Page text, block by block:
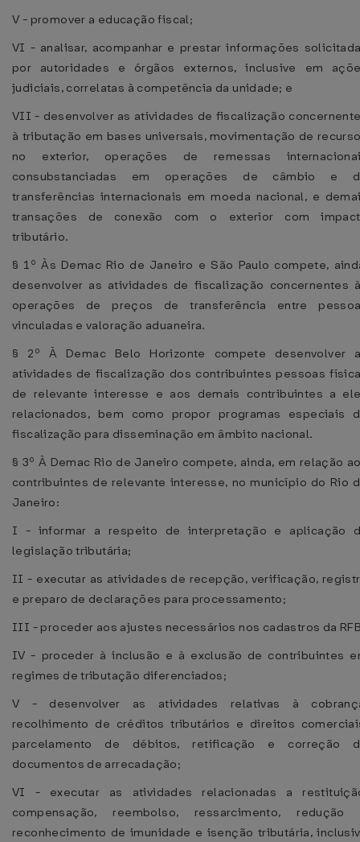
V - promover a educação fiscal;
VI - analisar, acompanhar e prestar informações
por autoridades e órgãos externos, inclusive em
judiciais, correlatas à competência da unidade; e
VII - desenvolver as atividades de fiscalização
à tributação em bases universais, movimentação de
no exterior, operações de remessas
consubstanciadas em operações de câmbio e
transferências internacionais em moeda nacional, e
transações de conexão com o exterior com
tributário.
§ 1º Às Demac Rio de Janeiro e São Paulo compete,
desenvolver as atividades de fiscalização concernentes
operações de preços de transferência entre
vinculadas e valoração aduaneira.
§ 2º À Demac Belo Horizonte compete desenvolver
atividades de fiscalização dos contribuintes pessoas
de relevante interesse e aos demais contribuintes a
relacionados, bem como propor programas especiais
fiscalização para disseminação em âmbito nacional.
§ 3º À Demac Rio de Janeiro compete, ainda, em relação
contribuintes de relevante interesse, no município do Rio
Janeiro:
I - informar a respeito de interpretação e aplicação
legislação tributária;
II - executar as atividades de recepção, verificação,
e preparo de declarações para processamento;
III - proceder aos ajustes necessários nos cadastros da
IV - proceder à inclusão e à exclusão de contribuintes
regimes de tributação diferenciados;
V - desenvolver as atividades relativas à
recolhimento de créditos tributários e direitos
parcelamento de débitos, retificação e correção
documentos de arrecadação;
VI - executar as atividades relacionadas a
compensação, reembolso, ressarcimento, redução
reconhecimento de imunidade e isenção tributária,